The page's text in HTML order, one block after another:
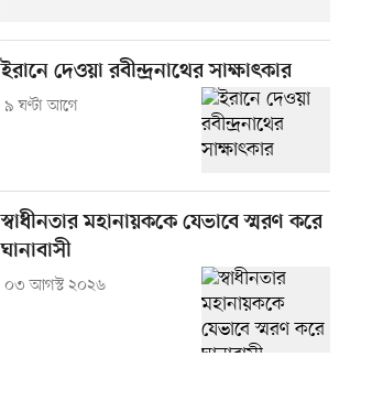
ইরানে দেওয়া রবীন্দ্রনাথের সাক্ষাৎকার
৯ ঘণ্টা আগে
স্বাধীনতার মহানায়ককে যেভাবে স্মরণ করে
ঘানাবাসী
০৩ আগস্ট ২০২৬